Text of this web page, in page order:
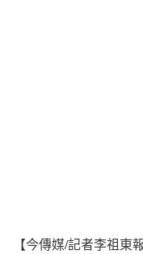
【今傳媒/記者李祖東